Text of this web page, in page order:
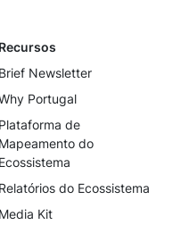
Recursos
Brief Newsletter
Portugal
Plataforma de
Mapeamento do
Ecossistema
Relatórios do Ecossistema
Media Kit